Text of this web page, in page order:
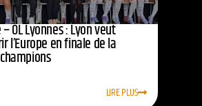
OL Lyonnes : Lyon veut
l’Europe en finale de la
LIRE PLUS